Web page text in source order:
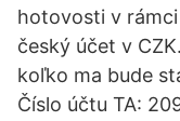
hotovosti v
český účet v
koľko ma bude
Číslo účtu TA: